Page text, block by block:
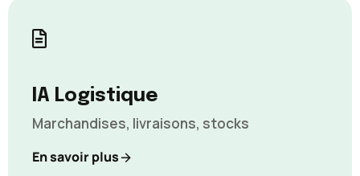
IA Logistique
Marchandises, livraisons, stocks
En savoir plus